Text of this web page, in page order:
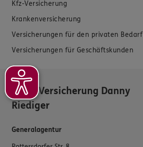
Kfz-Versicherung
Krankenversicherung
Versicherungen für den privaten Bedarf
Versicherungen für Geschäftskunden
ERGO Versicherung Danny
Riediger
Generalagentur